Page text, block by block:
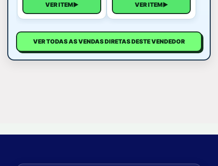
VER ITEM▶ VER ITEM▶
VER TODAS AS VENDAS DIRETAS DESTE VENDEDOR